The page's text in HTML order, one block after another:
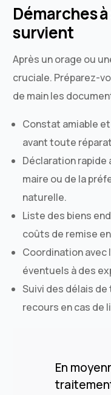
Démarches
survient
Après un orage ou
cruciale. Préparez-
de main les
Constat amiable
avant toute
Déclaration
maire ou de la
naturelle.
Liste des biens
coûts de remise
Coordination
éventuels à des
Suivi des délais
recours en cas de
En